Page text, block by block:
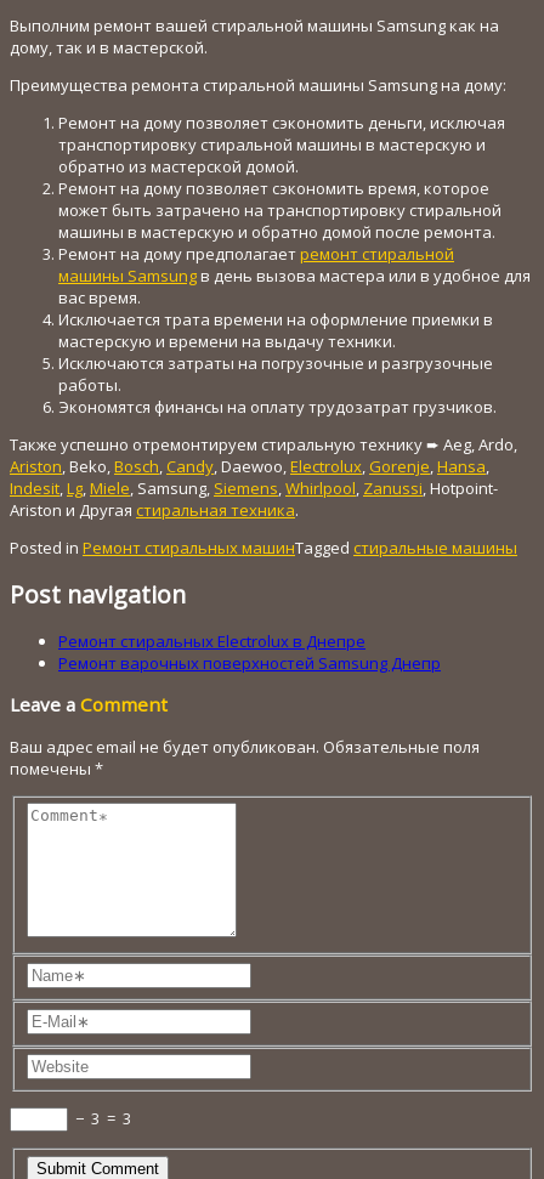
Выполним ремонт вашей стиральной машины Samsung как на
дому, так и в мастерской.
Преимущества ремонта стиральной машины Samsung на дому:
Ремонт на дому позволяет сэкономить деньги, исключая
транспортировку стиральной машины в мастерскую и
обратно из мастерской домой.
Ремонт на дому позволяет сэкономить время, которое
может быть затрачено на транспортировку стиральной
машины в мастерскую и обратно домой после ремонта.
Ремонт на дому предполагает ремонт стиральной
машины Samsungв день вызова мастера или в удобное для
вас время.
Исключается трата времени на оформление приемки в
мастерскую и времени на выдачу техники.
Исключаются затраты на погрузочные и разгрузочные
работы.
Экономятся финансы на оплату трудозатрат грузчиков.
Также успешно отремонтируем стиральную технику ➨ Aeg, Ardo,
Ariston, Beko, Bosch, Candy, Daewoo, Electrolux, Gorenje, Hansa,
Indesit, Lg, Miele, Samsung, Siemens,Whirlpool, Zanussi, Hotpoint-
Ariston и Другая стиральная техника.
Posted in Ремонт стиральных машинTagged стиральные машины
Post navigation
Ремонт стиральных Electrolux в Днепре
Ремонт варочных поверхностей Samsung Днепр
Leave a Comment
Ваш адрес email не будет опубликован. Обязательные поля
помечены *
− 3 = 3